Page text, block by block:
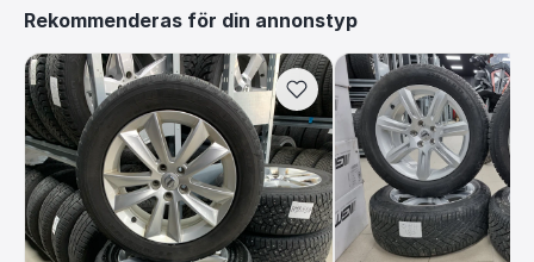
Rekommenderas för din annonstyp